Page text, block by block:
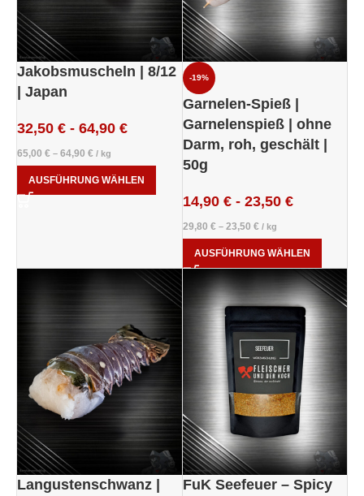
Jakobsmuscheln | 8/12
| Japan
32,50 € - 64,90 €
65,00 € – 64,90 € / kg
AUSFÜHRUNG WÄHLEN
-19%
Garnelen-Spieß |
Garnelenspieß | ohne
Darm, roh, geschält |
50g
14,90 €- 23,50 €
29,80 € – 23,50 € / kg
AUSFÜHRUNG WÄHLEN
Langustenschwanz |
FuK Seefeuer – Spicy